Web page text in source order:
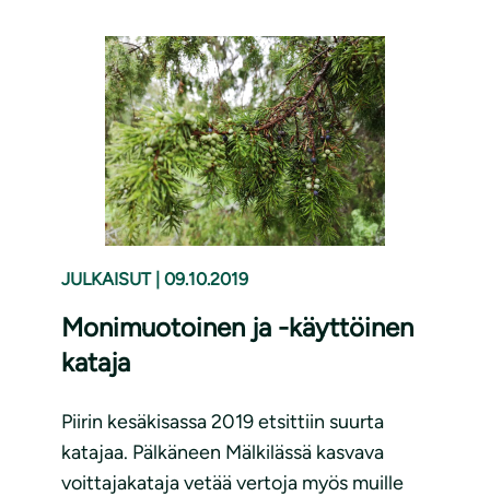
JULKAISUT 09.10.2019
Monimuotoinen ja -käyttöinen
kataja
Piirin kesäkisassa 2019 etsittiin suurta
katajaa. Pälkäneen Mälkilässä kasvava
voittajakataja vetää vertoja myös muille